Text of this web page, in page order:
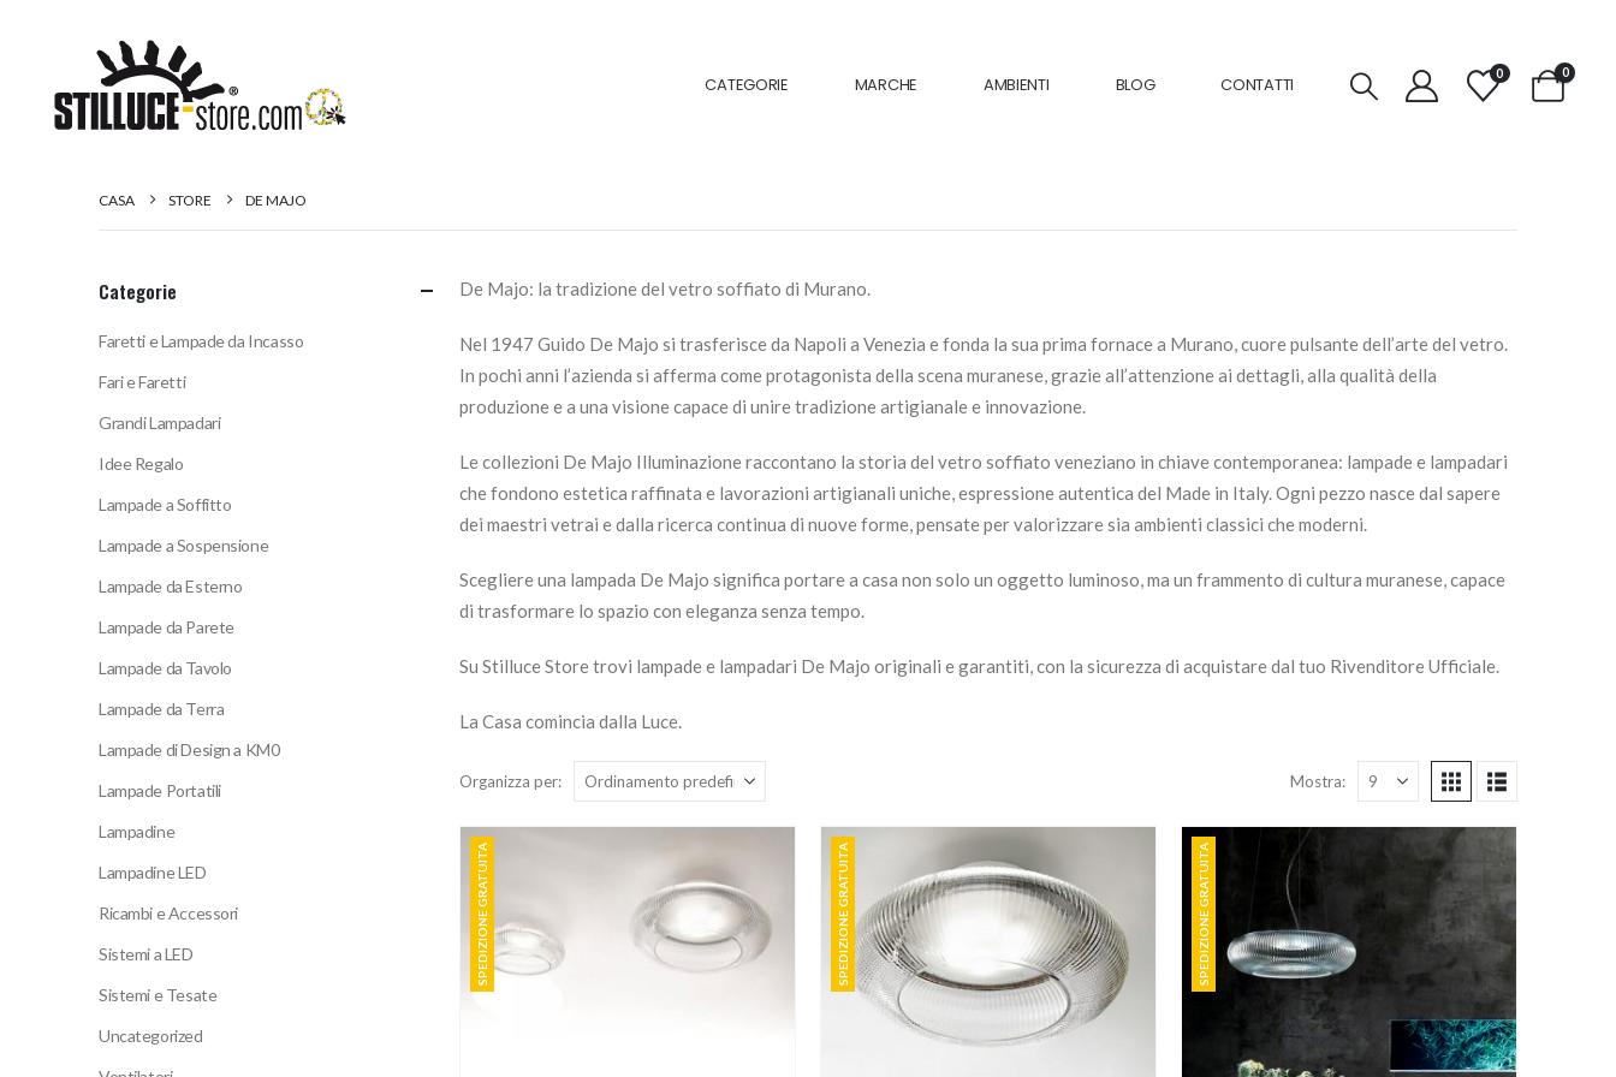
CATEGORIE MARCHE AMBIENTI BLOG CONTATTI
0 0
CASA STORE DE MAJO
De Majo: la tradizione del vetro soffiato di Murano.
Nel 1947 Guido De Majo si trasferisce da Napoli a Venezia e fonda la sua prima fornace a Murano, cuore pulsante dell’arte del vetro.
In pochi anni l’azienda si afferma come protagonista della scena muranese, grazie all’attenzione ai dettagli, alla qualità della
produzione e a una visione capace di unire tradizione artigianale e innovazione.
Le collezioni De Majo Illuminazione raccontano la storia del vetro soffiato veneziano in chiave contemporanea: lampade e lampadari
che fondono estetica raffinata e lavorazioni artigianali uniche, espressione autentica del Made in Italy. Ogni pezzo nasce dal sapere
dei maestri vetrai e dalla ricerca continua di nuove forme, pensate per valorizzare sia ambienti classici che moderni.
Scegliere una lampada De Majo significa portare a casa non solo un oggetto luminoso, ma un frammento di cultura muranese, capace
di trasformare lo spazio con eleganza senza tempo.
Su Stilluce Store trovi lampade e lampadari De Majo originali e garantiti, con la sicurezza di acquistare dal tuo Rivenditore Ufficiale.
La Casa comincia dalla Luce.
Organizza per: Mostra:
SPEDIZIONE GRATUITA SPEDIZIONE GRATUITA SPEDIZIONE GRATUITA
Categorie
Faretti e Lampade da Incasso
Fari e Faretti
Grandi Lampadari
Idee Regalo
Lampade a Soffitto
Lampade a Sospensione
Lampade da Esterno
Lampade da Parete
Lampade da Tavolo
Lampade da Terra
Lampade di Design a KM0
Lampade Portatili
Lampadine
Lampadine LED
Ricambi e Accessori
Sistemi a LED
Sistemi e Tesate
Uncategorized